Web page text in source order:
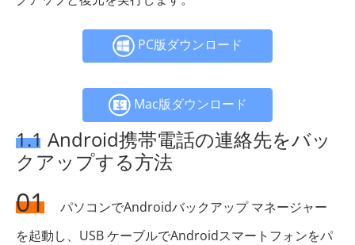
PC版ダウンロード
Mac版ダウンロード
1.1 Android携帯電話の連絡先をバッ
クアップする方法
01
パソコンでAndroidバックアップ マネージャー
を起動し、USB ケーブルでAndroidスマートフォンをパ